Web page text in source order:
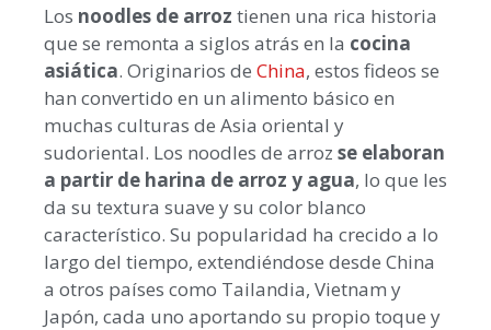
Los noodles de arroz tienen una rica historia
que se remonta a siglos atrás en la cocina
asiática. Originarios de China, estos fideos se
han convertido en un alimento básico en
muchas culturas de Asia oriental y
sudoriental. Los noodles de arroz se elaboran
a partir de harina de arroz y agua, lo que les
da su textura suave y su color blanco
característico. Su popularidad ha crecido a lo
largo del tiempo, extendiéndose desde China
a otros países como Tailandia, Vietnam y
Japón, cada uno aportando su propio toque y